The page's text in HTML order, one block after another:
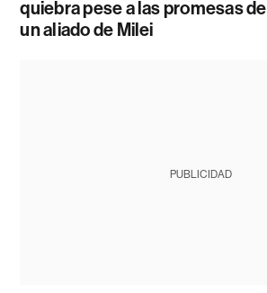
quiebra pese a las promesas de
un aliado de Milei
PUBLICIDAD